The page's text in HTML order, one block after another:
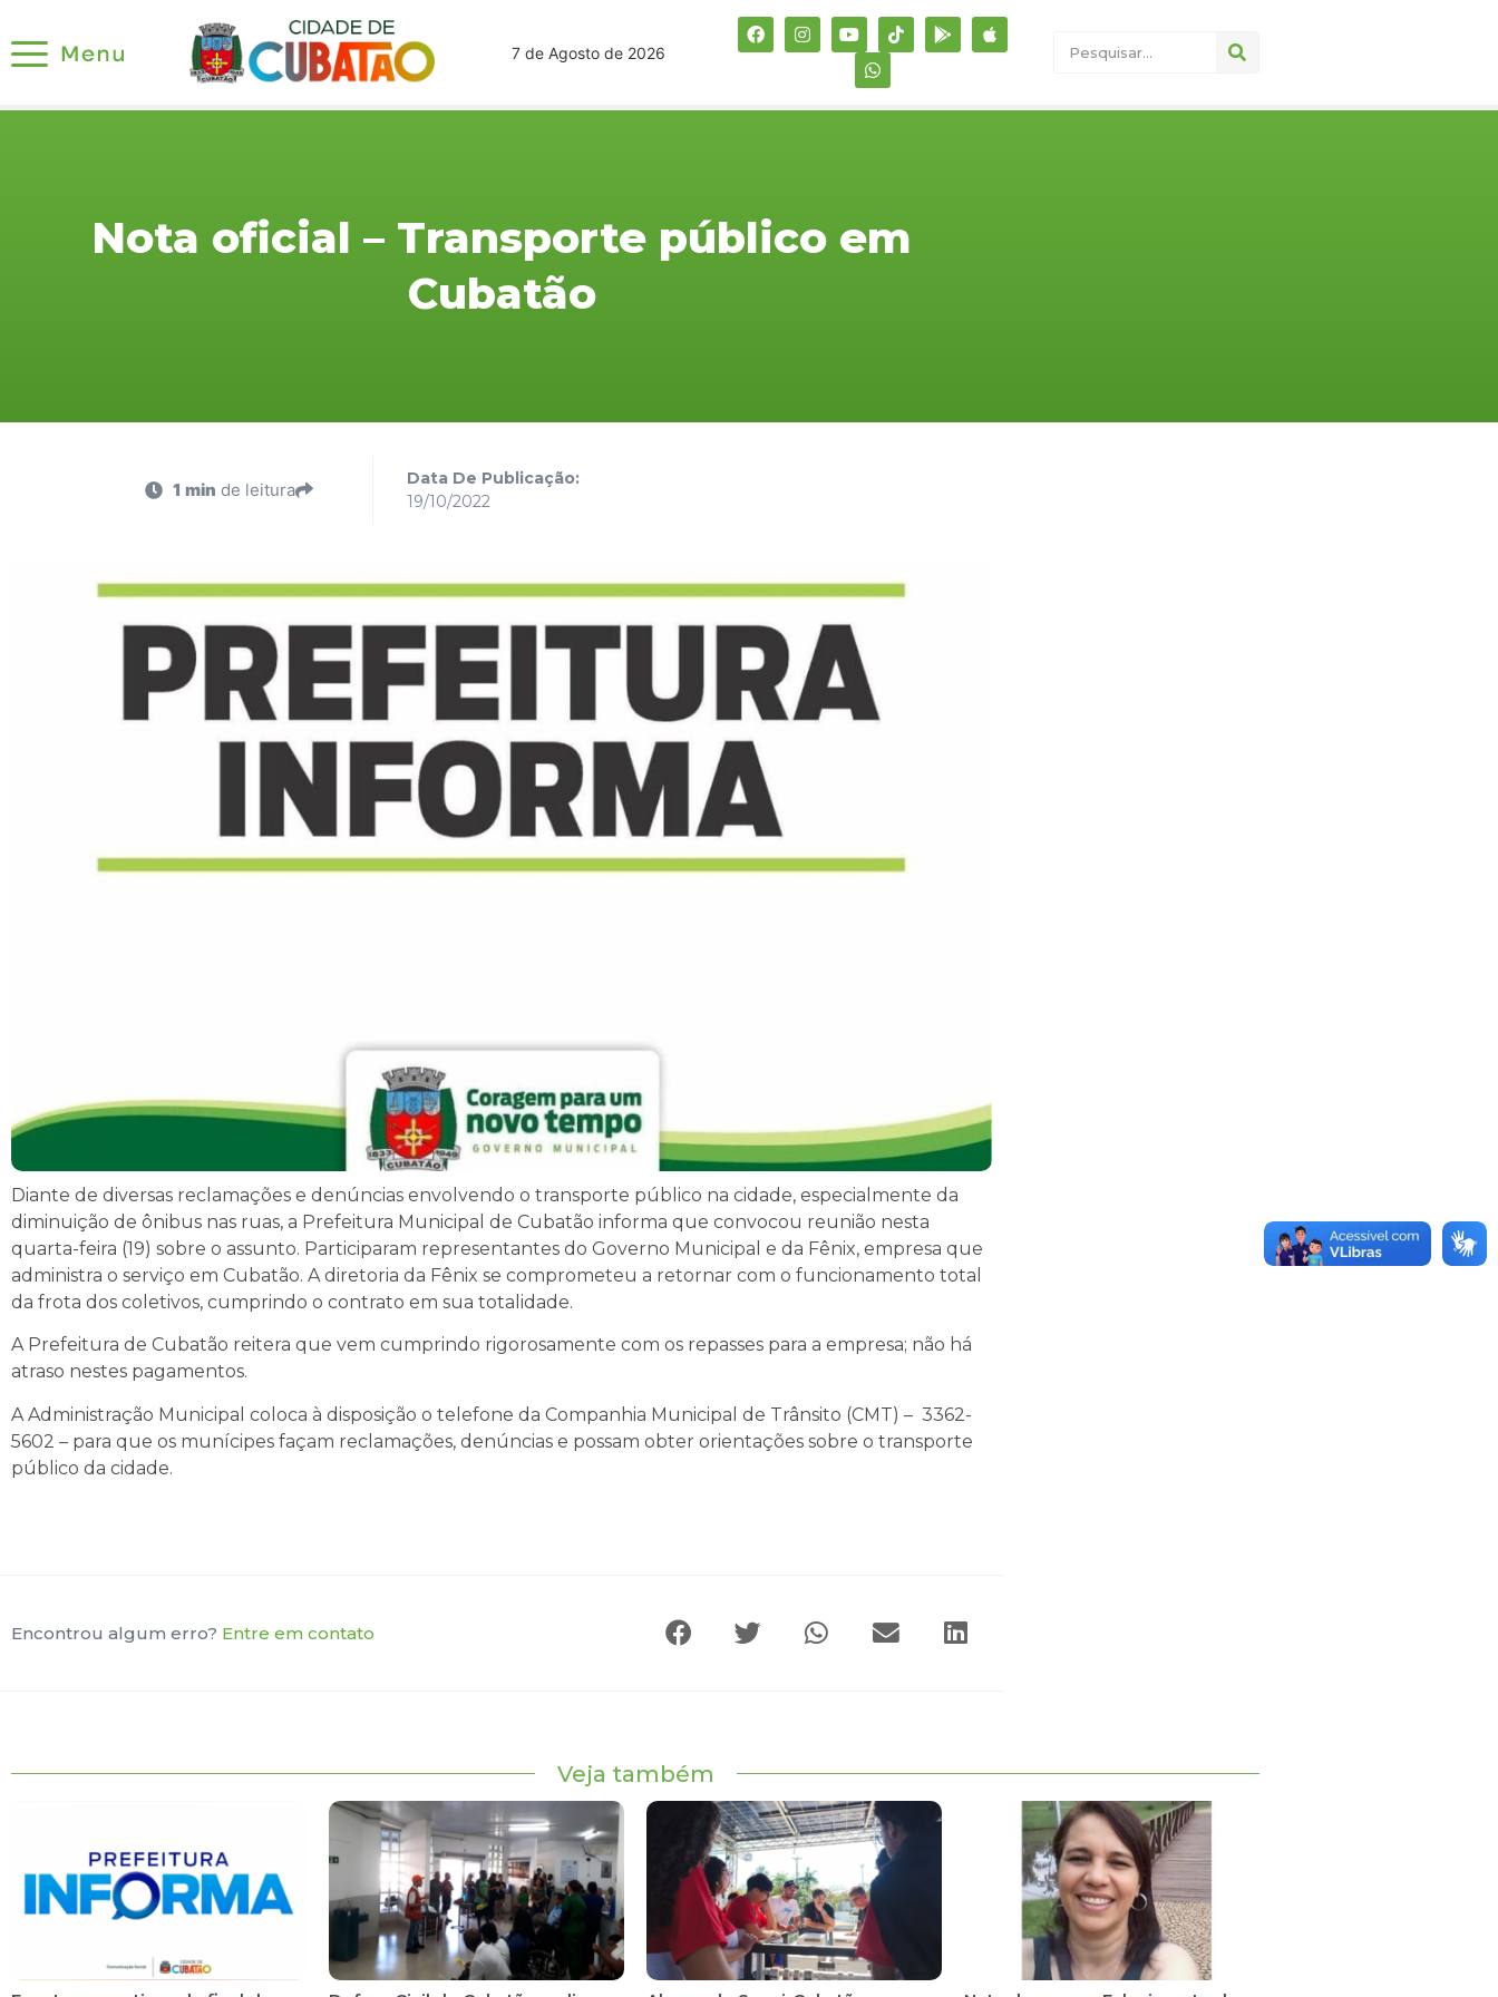
7 de Agosto de 2026
Nota oficial – Transporte público em
Cubatão
1 min de leitura
Data De Publicação:
19/10/2022
Diante de diversas reclamações e denúncias envolvendo o transporte público na cidade, especialmente da
diminuição de ônibus nas ruas, a Prefeitura Municipal de Cubatão informa que convocou reunião nesta
quarta-feira (19) sobre o assunto. Participaram representantes do Governo Municipal e da Fênix, empresa que
administra o serviço em Cubatão. A diretoria da Fênix se comprometeu a retornar com o funcionamento total
da frota dos coletivos, cumprindo o contrato em sua totalidade.
A Prefeitura de Cubatão reitera que vem cumprindo rigorosamente com os repasses para a empresa; não há
atraso nestes pagamentos.
A Administração Municipal coloca à disposição o telefone da Companhia Municipal de Trânsito (CMT) – 3362-
5602 – para que os munícipes façam reclamações, denúncias e possam obter orientações sobre o transporte
público da cidade.
Encontrou algum erro? Entre em contato
Veja também